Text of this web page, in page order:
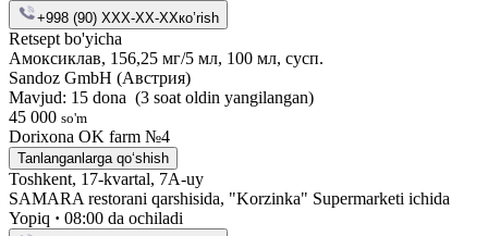
+998 (90) XXX-XX-XXкo’rish
Retsept bo'yicha
Амоксиклав, 156,25 мг/5 мл, 100 мл, сусп.
Sandoz GmbH (Австрия)
Mavjud: 15 dona (3 soat oldin yangilangan)
45 000 so'm
Dorixona ОK farm №4
Tanlanganlarga qo‘shish
Toshkent, 17-kvartal, 7A-uy
SAMARA restorani qarshisida, "Korzinka" Supermarketi ichida
Yopiq · 08:00 da ochiladi